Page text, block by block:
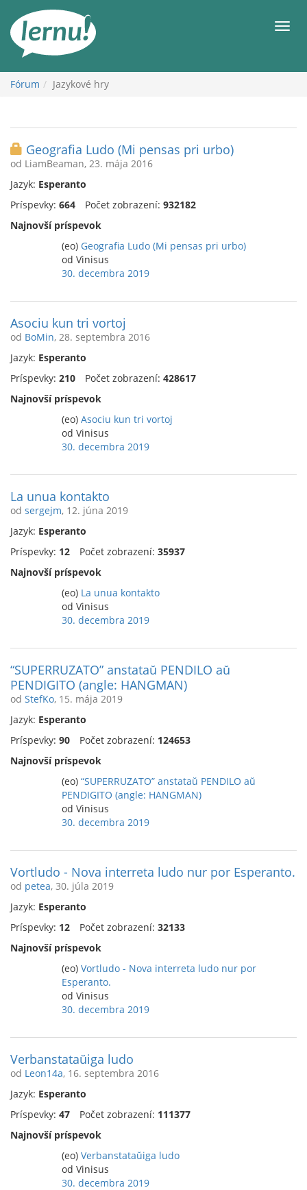
obsah
Fórum Jazykové hry
Geografia Ludo (Mi pensas pri urbo)
od LiamBeaman, 23. mája 2016
Jazyk: Esperanto
Príspevky: 664 Počet zobrazení: 932182
Najnovší príspevok
(eo) Geografia Ludo (Mi pensas pri urbo)
od Vinisus
30. decembra 2019
Asociu kun tri vortoj
od BoMin, 28. septembra 2016
Jazyk: Esperanto
Príspevky: 210 Počet zobrazení: 428617
Najnovší príspevok
(eo) Asociu kun tri vortoj
od Vinisus
30. decembra 2019
La unua kontakto
od sergejm, 12. júna 2019
Jazyk: Esperanto
Príspevky: 12 Počet zobrazení: 35937
Najnovší príspevok
(eo) La unua kontakto
od Vinisus
30. decembra 2019
“SUPERRUZATO” anstataŭ PENDILO aŭ
PENDIGITO (angle: HANGMAN)
od StefKo, 15. mája 2019
Jazyk: Esperanto
Príspevky: 90 Počet zobrazení: 124653
Najnovší príspevok
(eo) “SUPERRUZATO” anstataŭ PENDILO aŭ
PENDIGITO (angle: HANGMAN)
od Vinisus
30. decembra 2019
Vortludo - Nova interreta ludo nur por Esperanto.
od petea, 30. júla 2019
Jazyk: Esperanto
Príspevky: 12 Počet zobrazení: 32133
Najnovší príspevok
(eo) Vortludo - Nova interreta ludo nur por
Esperanto.
od Vinisus
30. decembra 2019
Verbanstataŭiga ludo
od Leon14a, 16. septembra 2016
Jazyk: Esperanto
Príspevky: 47 Počet zobrazení: 111377
Najnovší príspevok
(eo) Verbanstataŭiga ludo
od Vinisus
30. decembra 2019